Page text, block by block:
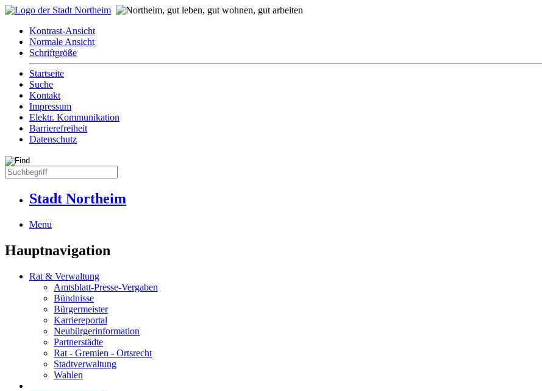
Kontrast-Ansicht
Normale Ansicht
Schriftgröße
Startseite
Suche
Kontakt
Impressum
Elektr. Kommunikation
Barrierefreiheit
Datenschutz
Stadt Northeim
Menu
Hauptnavigation
Rat & Verwaltung
Amtsblatt-Presse-Vergaben
Bündnisse
Bürgermeister
Karriereportal
Neubürgerinformation
Partnerstädte
Rat - Gremien - Ortsrecht
Stadtverwaltung
Wahlen